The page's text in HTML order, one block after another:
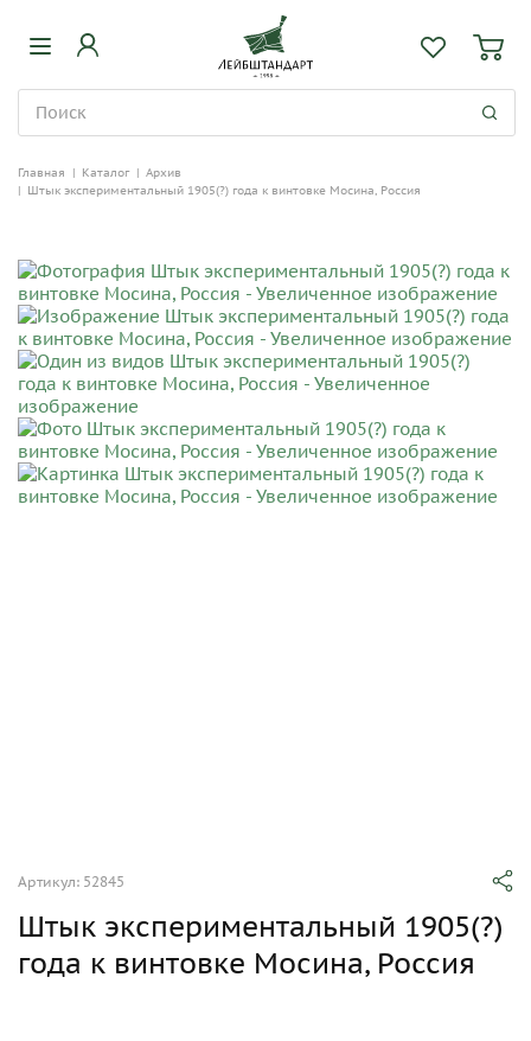
Главная | Каталог | Архив
| Штык экспериментальный 1905(?) года к винтовке Мосина, Россия
Артикул: 52845
Штык экспериментальный 1905(?)
года к винтовке Мосина, Россия